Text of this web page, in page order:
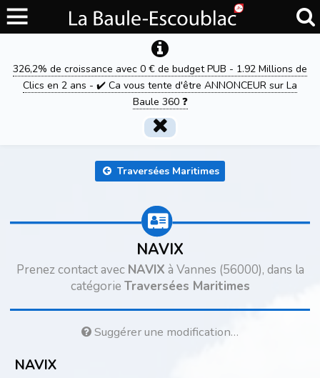
326,2% de croissance avec 0 € de budget PUB - 1.92 Millions de
Clics en 2 ans - ✔️ Ca vous tente d'être ANNONCEUR sur La
Baule 360 ❓
Traversées Maritimes
NAVIX
Prenez contact avec NAVIX à Vannes (56000), dans la
catégorie Traversées Maritimes
Suggérer une modification…
NAVIX